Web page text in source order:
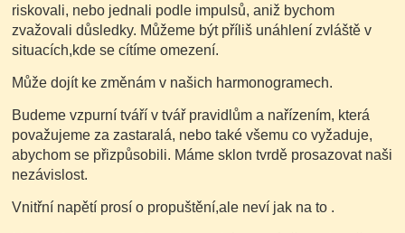
riskovali, nebo jednali podle impulsů, aniž bychom
zvažovali důsledky. Můžeme být příliš unáhlení zvláště v
situacích,kde se cítíme omezení.
Může dojít ke změnám v našich harmonogramech.
Budeme vzpurní tváří v tvář pravidlům a nařízením, která
považujeme za zastaralá, nebo také všemu co vyžaduje,
abychom se přizpůsobili. Máme sklon tvrdě prosazovat naši
nezávislost.
Vnitřní napětí prosí o propuštění,ale neví jak na to .